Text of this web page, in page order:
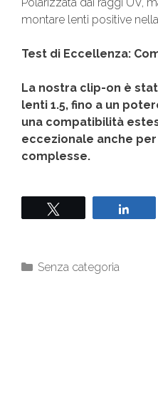
montare lenti positive
Test di Eccellenza:
La nostra clip-on è
lenti 1.5, fino a un
una compatibilità
eccezionale anche
complesse.
Senza categoria